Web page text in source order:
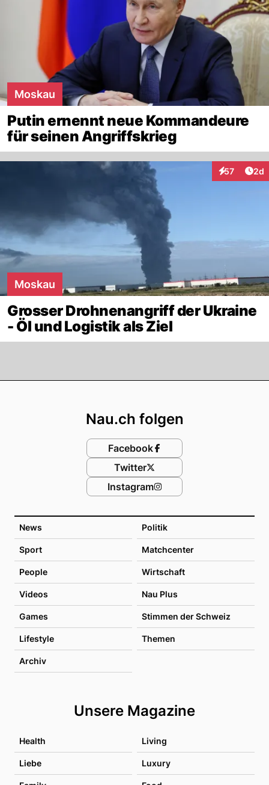
Moskau
Putin ernennt neue Kommandeure
für seinen Angriffskrieg
57
Interaktionen
2d
Moskau
Grosser Drohnenangriff der Ukraine
- Öl und Logistik als Ziel
News Politik
Sport Matchcenter
People Wirtschaft
Videos Nau Plus
Games Stimmen der Schweiz
Lifestyle Themen
Archiv
Unsere Magazine
Health Living
Liebe Luxury
Nau.ch folgen
Facebook
Twitter
Instagram